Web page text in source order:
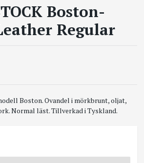
Boston-
Regular
Boston. Ovandel i mörkbrunt, oljat,
Normal läst. Tillverkad i Tyskland.